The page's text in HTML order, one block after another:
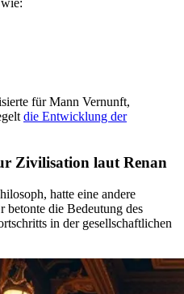
für Mann Vernunft,
die Entwicklung der
Zivilisation laut Renan
hatte eine andere
die Bedeutung des
in der gesellschaftlichen